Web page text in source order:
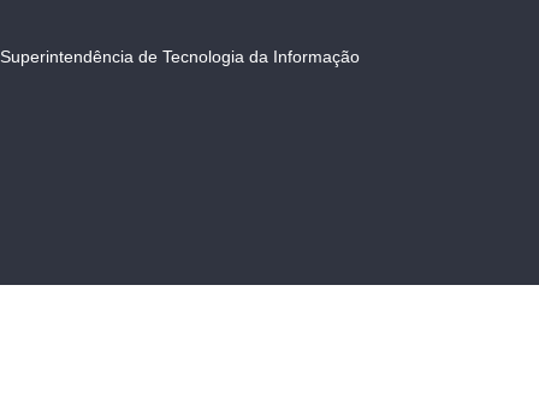
Superintendência de Tecnologia da Informação